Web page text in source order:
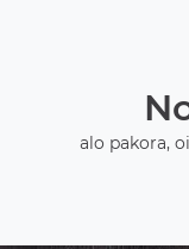
alo pakora,